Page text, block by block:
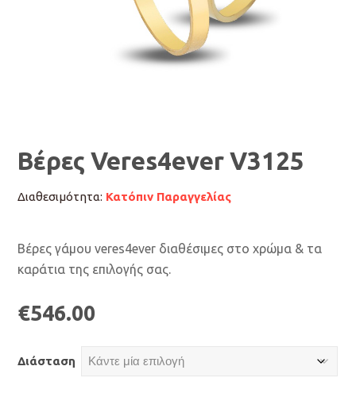
Βέρες Veres4ever V3125
Διαθεσιμότητα: Κατόπιν Παραγγελίας
Βέρες γάμου veres4ever διαθέσιμες στο χρώμα & τα
καράτια της επιλογής σας.
€546.00
Διάσταση